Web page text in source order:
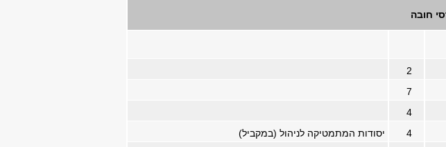
חובה
2
7
4
4
יסודות המתמטיקה לניהול (במקביל)